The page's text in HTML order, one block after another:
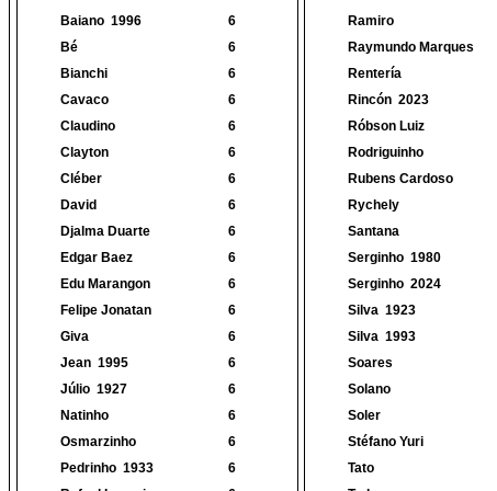
Baiano 1996 6 Ramiro
Bé
6 Raymundo Marques
Bianchi
6 Rentería
Cavaco
6 Rincón 2023
Claudino
6 Róbson Luiz
Clayton
6 Rodriguinho
Cléber
6 Rubens Cardoso
David
6 Rychely
Djalma Duarte
6 Santana
Edgar Baez
6 Serginho 1980
Edu Marangon
6 Serginho 2024
Felipe Jonatan
6 Silva 1923
Giva
6 Silva 1993
Jean 1995 6 Soares
Júlio 1927 6 Solano
Natinho
6 Soler
Osmarzinho
6 Stéfano Yuri
Pedrinho 1933 6 Tato